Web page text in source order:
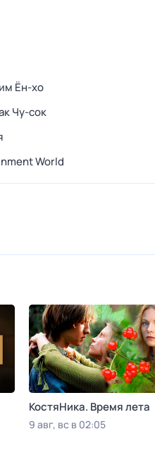
Ён-хо
Чу-сок
World
КостяНика. Время лета
9 авг, вс в 02:05